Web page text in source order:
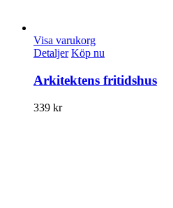
Visa varukorg
Detaljer Köp nu
Arkitektens fritidshus
339 kr